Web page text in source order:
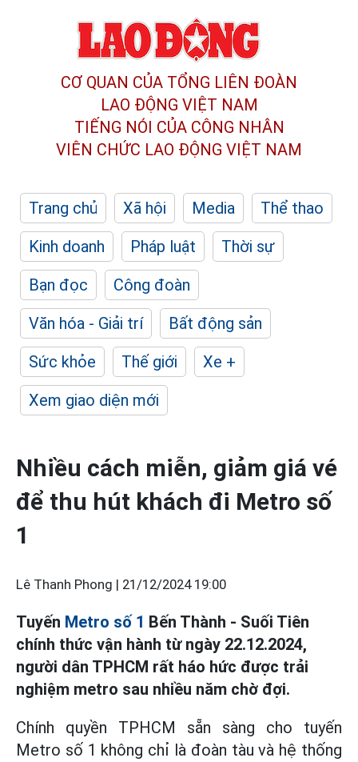
CƠ QUAN CỦA TỔNG LIÊN ĐOÀN
LAO ĐỘNG VIỆT NAM
TIẾNG NÓI CỦA CÔNG NHÂN
VIÊN CHỨC LAO ĐỘNG VIỆT NAM
Trang chủ Xã hội Media
Thể thao
Kinh doanh
Pháp luật
Thời sự
Bạn đọc
Công đoàn
Văn hóa - Giải trí
Bất động sản
Sức khỏe
Thế giới
Xe +
Xem giao diện mới
Nhiều cách miễn, giảm giá vé
để thu hút khách đi Metro số
1
Lê Thanh Phong | 21/12/2024 19:00
Tuyến Metro số 1 Bến Thành - Suối Tiên
chính thức vận hành từ ngày 22.12.2024,
người dân TPHCM rất háo hức được trải
nghiệm metro sau nhiều năm chờ đợi.
Chính quyền TPHCM sẵn sàng cho tuyến
Metro số 1 không chỉ là đoàn tàu và hệ thống